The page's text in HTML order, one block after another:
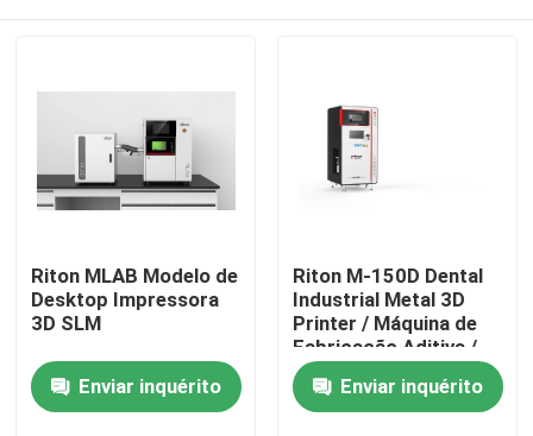
Casa
Produtos
Riton MLAB Modelo de
Desktop Impressora
3D SLM
Enviar inquérito
Riton M-150D Dental
Industrial Metal 3D
Printer / Máquina de
Fabricação Aditiva /
Máquina médica de
fundição a laser SLM /
Máquina de
Enviar inquérito